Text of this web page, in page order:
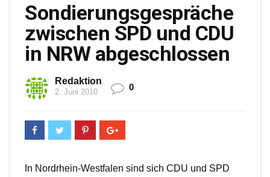
Sondierungsgespräche
zwischen SPD und CDU
in NRW abgeschlossen
Redaktion
2. Juni 2010 0
In Nordrhein-Westfalen sind sich CDU und SPD